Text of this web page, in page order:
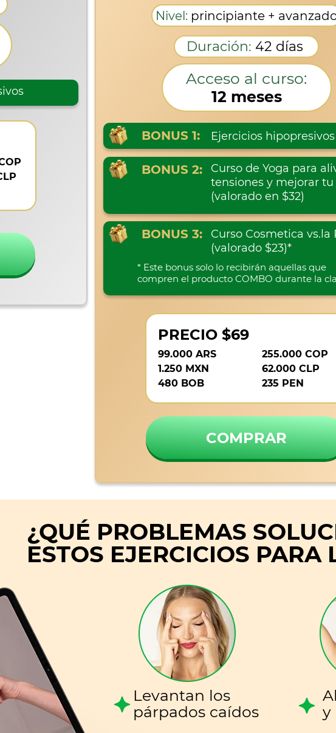
Acceso al curso:
12 meses
COMPRAR
PRECIO $69
255.000 COP
62.000 CLP
235 PEN
99.000 ARS
1.250 MXN
480 BOB
Duración: 42 días
Nivel: principiante +
Curso Cosmetica vs.la
(valorado $23)*
* Este bonus solo lo recibirán aquellas que
compren el producto COMBO durante la
BONUS 3:
Curso de Yoga para
tensiones y mejorar
(valorado en $32)
BONUS 2:
Ejercicios hipopresivos
BONUS 1:
¿QUÉ PROBLEMAS
ESTOS EJERCICIOS PARA
Levantan los
párpados caídos
y